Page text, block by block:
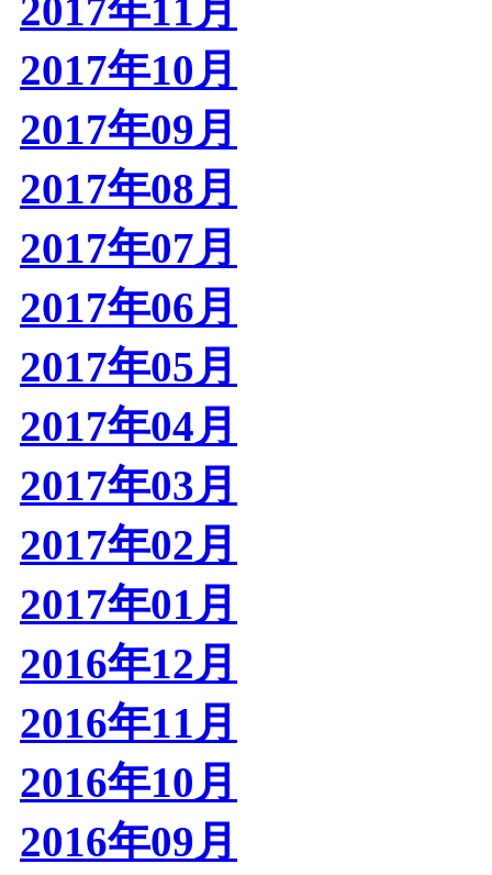
2017年11月
2017年10月
2017年09月
2017年08月
2017年07月
2017年06月
2017年05月
2017年04月
2017年03月
2017年02月
2017年01月
2016年12月
2016年11月
2016年10月
2016年09月